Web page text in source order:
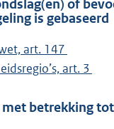
of
is gebaseerd
art. 147
art. 3
betrekking